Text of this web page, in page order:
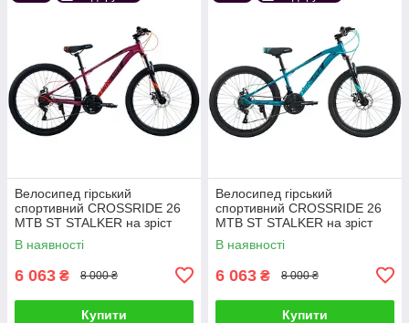
Велосипед гірський
спортивний CROSSRIDE 26
MTB ST STALKER на зріст
130-145 см фіолетовий
В наявності
6 063 ₴ 8 000 ₴
Купити
Велосипед гірський
спортивний CROSSRIDE 26
MTB ST STALKER на зріст
130-145 см синій
В наявності
6 063 ₴ 8 000 ₴
Купити